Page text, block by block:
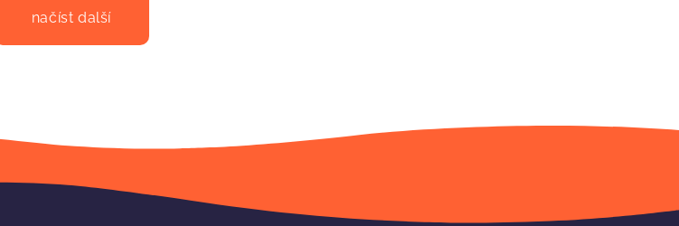
načíst další